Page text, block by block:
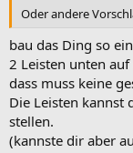
Oder andere
bau das Ding so
2 Leisten unten
dass muss keine
Die Leisten kannst
stellen.
(kannste dir aber